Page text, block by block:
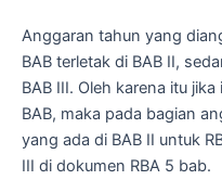
Anggaran tahun yang
BAB terletak di BAB II,
BAB III. Oleh karena itu
BAB, maka pada bagian
yang ada di BAB II untuk
III di dokumen RBA 5 bab.